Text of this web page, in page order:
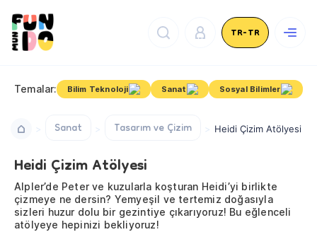
TR-TR
Temalar: Bilim Teknoloji Sanat Sosyal Bilimler
Sanat Tasarım ve Çizim Heidi Çizim Atölyesi
Heidi Çizim Atölyesi
Alpler’de Peter ve kuzularla koşturan Heidi’yi birlikte
çizmeye ne dersin? Yemyeşil ve tertemiz doğasıyla
sizleri huzur dolu bir gezintiye çıkarıyoruz! Bu eğlenceli
atölyeye hepinizi bekliyoruz!